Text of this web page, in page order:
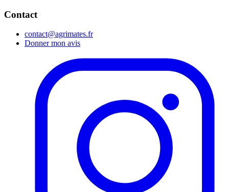
Contact
contact@agrimates.fr
Donner mon avis